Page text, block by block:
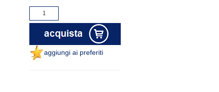
aggiungi ai preferiti